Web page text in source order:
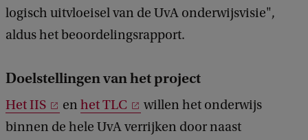
logisch uitvloeisel van de UvA onderwijsvisie",
aldus het beoordelingsrapport.
Doelstellingen van het project
Het IIS en het TLC
willen het onderwijs
binnen de hele UvA verrijken door naast